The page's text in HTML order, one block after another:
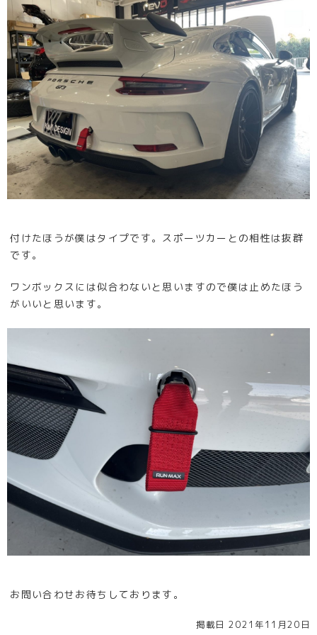
付けたほうが僕はタイプです。スポーツカーとの相性は抜群
です。
ワンボックスには似合わないと思いますので僕は止めたほう
がいいと思います。
お問い合わせお待ちしております。
掲載日 2021年11月20日